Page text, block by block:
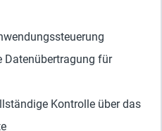
Datenübertragung für
Kontrolle über das